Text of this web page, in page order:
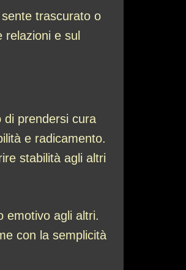
trascurato o
e sul
di prendersi cura
e radicamento.
stabilità agli altri
emotivo agli altri.
con la semplicità